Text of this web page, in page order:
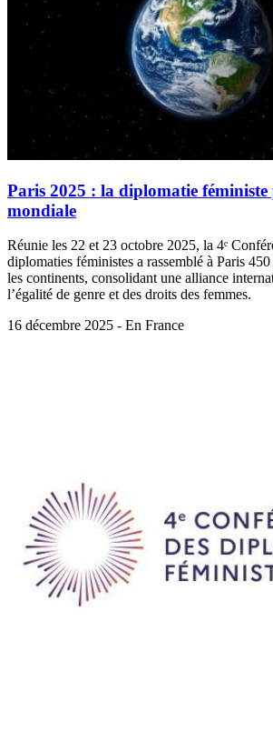
Paris 2025 : la diplomatie féministe
mondiale
Réunie les 22 et 23 octobre 2025, la 4ᵉ
diplomaties féministes a rassemblé à Paris
les continents, consolidant une alliance
l’égalité de genre et des droits des femmes.
16 décembre 2025 - En France